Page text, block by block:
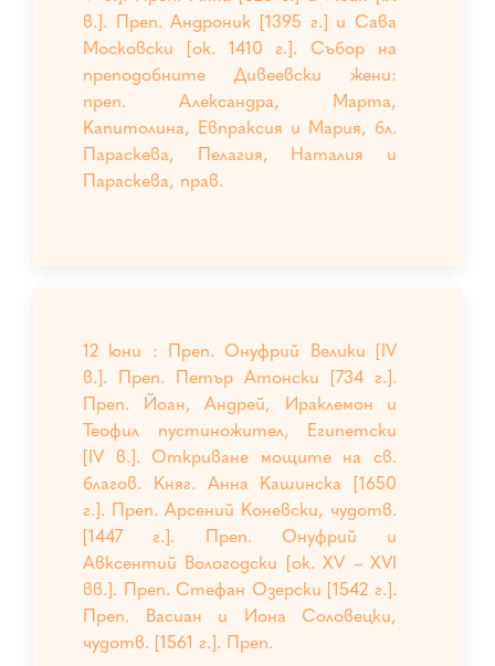
в.]. Преп. Андроник [1395 г.] и Сава
Московски [ок. 1410 г.]. Събор на
преподобните Дивеевски жени:
преп. Александра, Марта,
Капитолина, Евпраксия и Мария, бл.
Параскева, Пелагия, Наталия и
Параскева, прав.
12 юни : Преп. Онуфрий Велики [IV
в.]. Преп. Петър Атонски [734 г.].
Преп. Йоан, Андрей, Ираклемон и
Теофил пустиножител, Египетски
[IV в.]. Откриване мощите на св.
благов. Княг. Анна Кашинска [1650
г.]. Преп. Арсений Коневски, чудотв.
[1447 г.]. Преп. Онуфрий и
Авксентий Вологодски [ок. ХV – ХVI
вв.]. Преп. Стефан Озерски [1542 г.].
Преп. Васиан и Иона Соловецки,
чудотв. [1561 г.]. Преп.